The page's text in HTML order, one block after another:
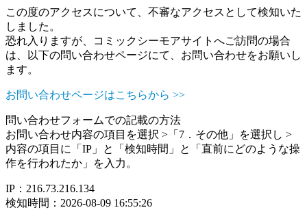
この度のアクセスについて、不審なアクセスとして検知いた
しました。
恐れ入りますが、コミックシーモアサイトへご訪問の場合
は、以下の問い合わせページにて、お問い合わせをお願いし
ます。
お問い合わせページはこちらから >>
問い合わせフォームでの記載の方法
お問い合わせ内容の項目を選択 >「7．その他」を選択し >
内容の項目に「IP」と「検知時間」と「直前にどのような操
作を行われたか」を入力。
IP：216.73.216.134
検知時間：2026-08-09 16:55:26